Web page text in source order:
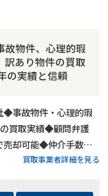
故物件、心理的瑕
訳あり物件の買取
の実績と信頼
事故物件・心理的瑕
買取実績◆顧問弁護
売却可能◆仲介手数
用も無料◆リースバック
買取事業者詳細を見る